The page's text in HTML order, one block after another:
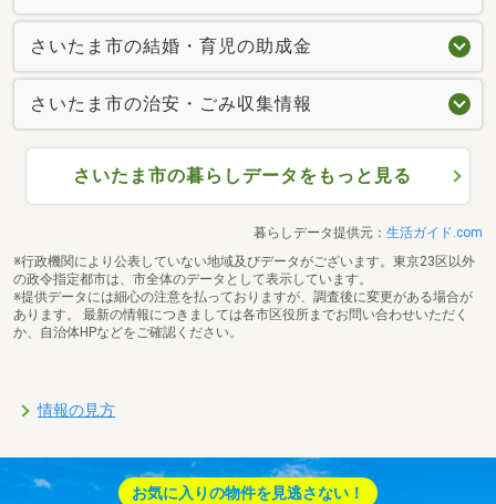
さいたま市の結婚・育児の助成金
さいたま市の治安・ごみ収集情報
さいたま市の暮らしデータをもっと見る
暮らしデータ提供元： 生活ガイド.com
※行政機関により公表していない地域及びデータがございます。東京23区以外
の政令指定都市は、市全体のデータとして表示しています。
※提供データには細心の注意を払っておりますが、調査後に変更がある場合が
あります。 最新の情報につきましては各市区役所までお問い合わせいただく
か、自治体HPなどをご確認ください。
情報の見方
お気に入りの物件を見逃さない！